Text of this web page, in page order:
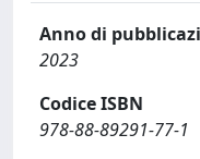
Anno di
2023
Codice ISBN
978-88-89291-77-1